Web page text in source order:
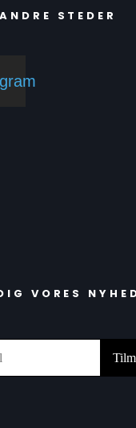
STEDER
VORES